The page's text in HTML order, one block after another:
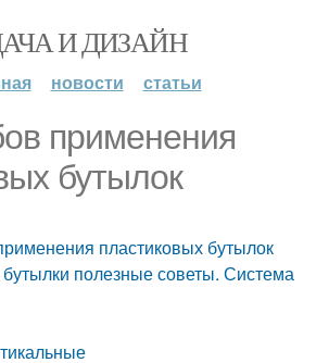
И ДИЗАЙН
новости статьи
применения
бутылок
пластиковых бутылок
полезные советы. Система